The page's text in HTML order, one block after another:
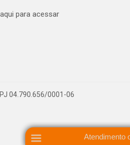
para acessar
04.790.656/0001-06